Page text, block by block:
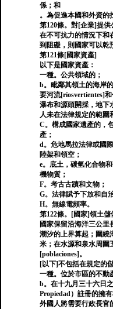
係；和
。為促進本國和外資的
第120條。對[企業]提
在不可抗力的情況下和
到阻礙，則國家可以乾
第121條[國家資產]
以下是國家資產：
一種。公共領域的；
b。毗鄰其領土的海岸
要河流[ríosvertientes]
瀑布和源頭開採，地下
人未在法律規定的範圍
C。構成國家遺產的，
產；
d。危地馬拉法律或國
陸架和領空；
e。底土，碳氫化合物
機物質；
F。考古古蹟和文物；
G。法律賦予下放和自
H。無線電頻率。
第122條。[國家]領土儲
國家保留沿海洋三公里
潮汐的上界算起；圍繞
米；在水源和泉水周圍
[poblaciones]。
[以下]不包括在規定的
一種。位於市區的不動
b。在十九月三十六日
Propiedad）註冊的擁有
外國人將需要行政長官